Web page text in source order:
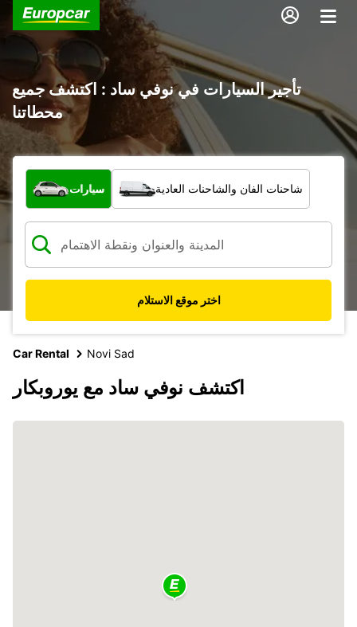
تأجير السيارات في نوفي ساد : اكتشف جميع
محطاتنا
ما نوع المركبة؟
سيارات شاحنات الفان والشاحنات العادية
اختر موقع الاستلام
Car Rental Novi Sad
اكتشف نوفي ساد مع يوروبكار